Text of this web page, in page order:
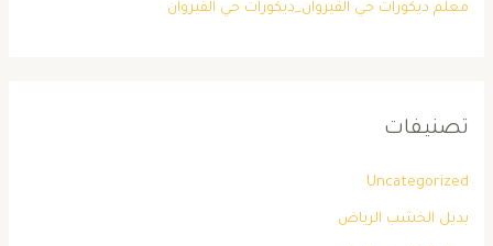
معلم ديكورات حي القيروان_ديكورات حي القيروان
تصنيفات
Uncategorized
بديل الخشب الرياض